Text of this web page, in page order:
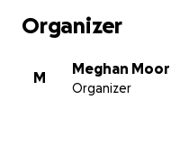
votre soutien.
Merci du fond du
cette épreuve de vie.
Organizer
M
Meghan
Organizer